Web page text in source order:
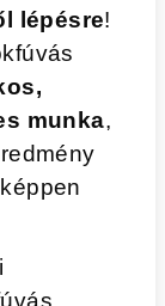
lépésre!
munka,